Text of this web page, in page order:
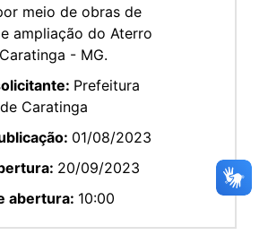
fonte
meio de obras de
ampliação do Aterro
- MG.
Prefeitura
Caratinga
01/08/2023
20/09/2023
abertura: 10:00